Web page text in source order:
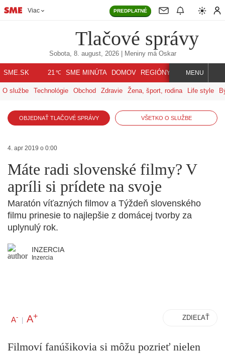
Viac PREDPLATNÉ
Tlačové správy
Sobota, 8. august, 2026| Meniny má Oskar
SME.SK 21℃ SME MINÚTA DOMOV REGIÓNY INDEX SVET
MENU
O službe Technológie Obchod Zdravie Žena, šport, rodina Life style
OBJEDNAŤ TLAČOVÉ SPRÁVY VŠETKO O SLUŽBE
4. apr 2019 o 0:00
Máte radi slovenské filmy? V
apríli si prídete na svoje
Maratón víťazných filmov a Týždeň slovenského
filmu prinesie to najlepšie z domácej tvorby za
uplynulý rok.
INZERCIA
Inzercia
A- | A+ ZDIEĽAŤ
Filmoví fanúšikovia si môžu pozrieť nielen